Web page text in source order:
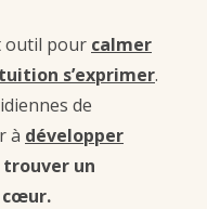
outil pour calmer
s’exprimer.
de
à développer
trouver un